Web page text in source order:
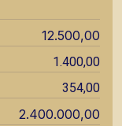
12.500,00
1.400,00
354,00
2.400.000,00